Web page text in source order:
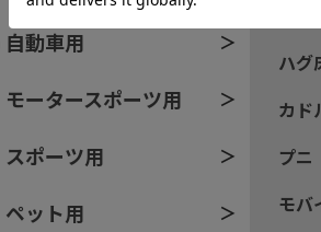
自動車用
モータースポーツ用
スポーツ用
ペット用
ハグ
カド
プニ
モバ